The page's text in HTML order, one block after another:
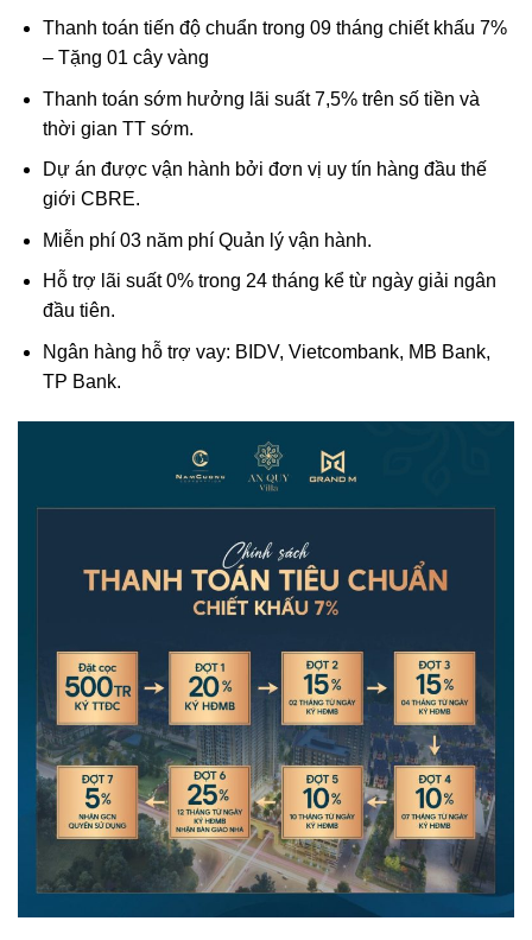
Thanh toán tiến độ chuẩn trong 09 tháng chiết khấu 7%
– Tặng 01 cây vàng
Thanh toán sớm hưởng lãi suất 7,5% trên số tiền và
thời gian TT sớm.
Dự án được vận hành bởi đơn vị uy tín hàng đầu thế
giới CBRE.
Miễn phí 03 năm phí Quản lý vận hành.
Hỗ trợ lãi suất 0% trong 24 tháng kể từ ngày giải ngân
đầu tiên.
Ngân hàng hỗ trợ vay: BIDV, Vietcombank, MB Bank,
TP Bank.